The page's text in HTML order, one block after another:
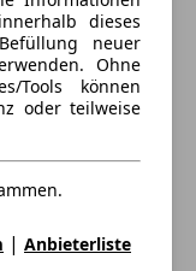
dieses
neuer
Ohne
Tools können
oder teilweise
| Anbieterliste